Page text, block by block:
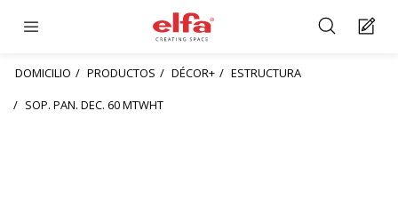
DOMICILIO PRODUCTOS DÉCOR+
ESTRUCTURA
SOP. PAN. DEC. 60 MTWHT